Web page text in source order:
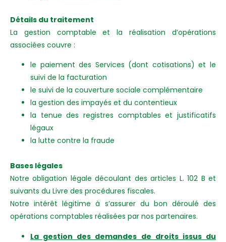
Détails du traitement
La gestion comptable et la réalisation d’opérations
associées couvre :
le paiement des Services (dont cotisations) et le
suivi de la facturation
le suivi de la couverture sociale complémentaire
la gestion des impayés et du contentieux
la tenue des registres comptables et justificatifs
légaux
la lutte contre la fraude
Bases légales
Notre obligation légale découlant des articles L. 102 B et
suivants du Livre des procédures fiscales.
Notre intérêt légitime à s’assurer du bon déroulé des
opérations comptables réalisées par nos partenaires.
La gestion des demandes de droits issus du